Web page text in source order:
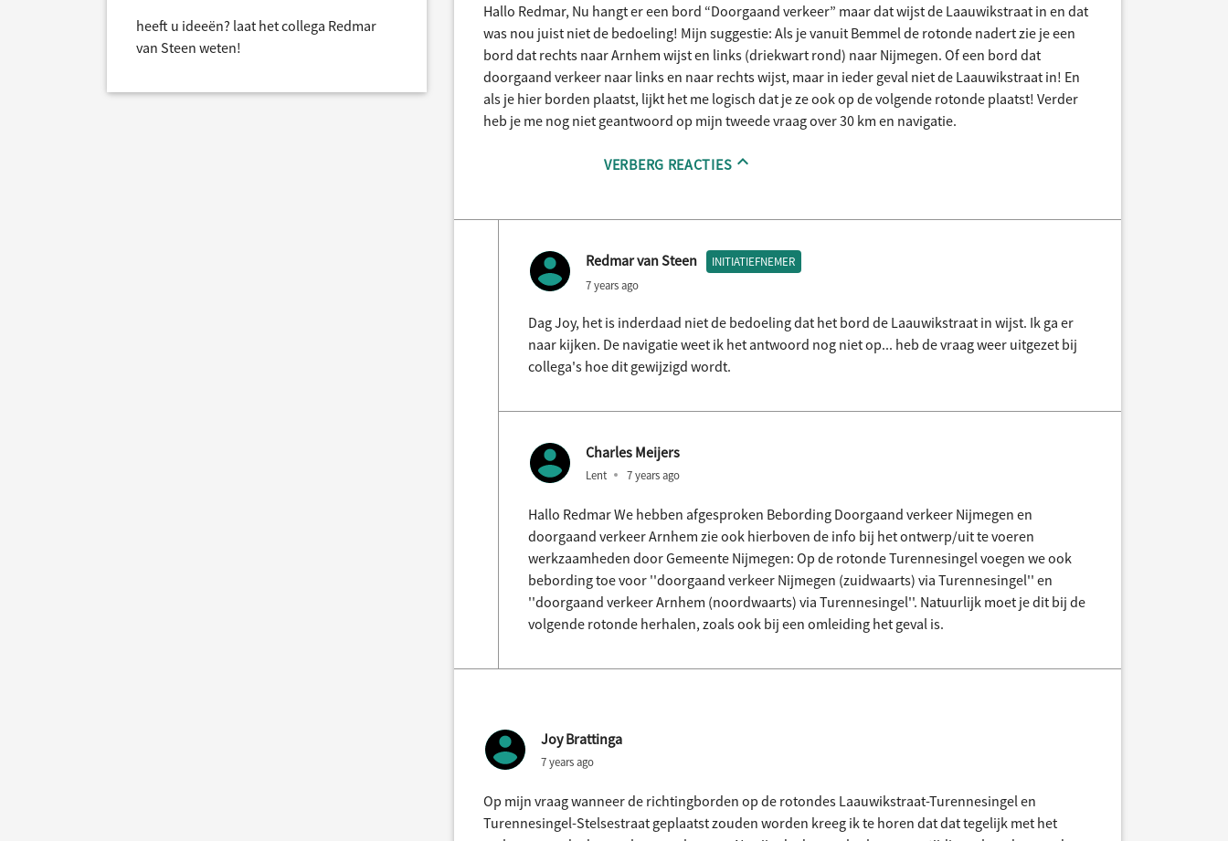
heeft u ideeën? laat het collega Redmar
van Steen weten!
Hallo Redmar, Nu hangt er een bord “Doorgaand verkeer” maar dat wijst de Laauwikstraat in en dat
was nou juist niet de bedoeling! Mijn suggestie: Als je vanuit Bemmel de rotonde nadert zie je een
bord dat rechts naar Arnhem wijst en links (driekwart rond) naar Nijmegen. Of een bord dat
doorgaand verkeer naar links en naar rechts wijst, maar in ieder geval niet de Laauwikstraat in! En
als je hier borden plaatst, lijkt het me logisch dat je ze ook op de volgende rotonde plaatst! Verder
heb je me nog niet geantwoord op mijn tweede vraag over 30 km en navigatie.
VERBERG REACTIES
Redmar van Steen INITIATIEFNEMER
7 years ago
Dag Joy, het is inderdaad niet de bedoeling dat het bord de Laauwikstraat in wijst. Ik ga er
naar kijken. De navigatie weet ik het antwoord nog niet op... heb de vraag weer uitgezet bij
collega's hoe dit gewijzigd wordt.
Charles Meijers
Lent 7 years ago
Hallo Redmar We hebben afgesproken Bebording Doorgaand verkeer Nijmegen en
doorgaand verkeer Arnhem zie ook hierboven de info bij het ontwerp/uit te voeren
werkzaamheden door Gemeente Nijmegen: Op de rotonde Turennesingel voegen we ook
bebording toe voor ''doorgaand verkeer Nijmegen (zuidwaarts) via Turennesingel'' en
''doorgaand verkeer Arnhem (noordwaarts) via Turennesingel''. Natuurlijk moet je dit bij de
volgende rotonde herhalen, zoals ook bij een omleiding het geval is.
Joy Brattinga
7 years ago
Op mijn vraag wanneer de richtingborden op de rotondes Laauwikstraat-Turennesingel en
Turennesingel-Stelsestraat geplaatst zouden worden kreeg ik te horen dat dat tegelijk met het